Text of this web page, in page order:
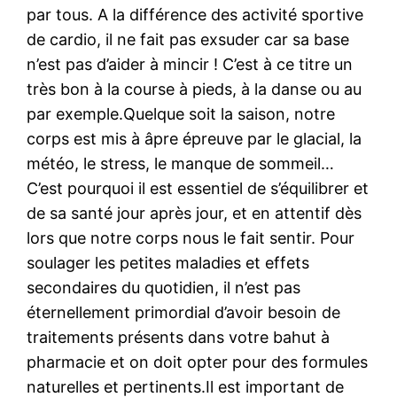
par tous. A la différence des activité sportive
de cardio, il ne fait pas exsuder car sa base
n’est pas d’aider à mincir ! C’est à ce titre un
très bon à la course à pieds, à la danse ou au
par exemple.Quelque soit la saison, notre
corps est mis à âpre épreuve par le glacial, la
météo, le stress, le manque de sommeil…
C’est pourquoi il est essentiel de s’équilibrer et
de sa santé jour après jour, et en attentif dès
lors que notre corps nous le fait sentir. Pour
soulager les petites maladies et effets
secondaires du quotidien, il n’est pas
éternellement primordial d’avoir besoin de
traitements présents dans votre bahut à
pharmacie et on doit opter pour des formules
naturelles et pertinents.Il est important de